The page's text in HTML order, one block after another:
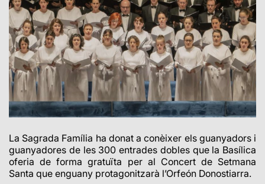
La Sagrada Família ha donat a conèixer els guanyadors i
guanyadores de les 300 entrades dobles que la Basílica
oferia de forma gratuïta per al Concert de Setmana
Santa que enguany protagonitzarà l’Orfeón Donostiarra.